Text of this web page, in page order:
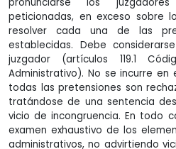
peticionadas, en exceso sobre
resolver cada una de las
establecidas. Debe
juzgador (artículos 119.1
Administrativo). No se incurre en
todas las pretensiones son
tratándose de una sentencia
vicio de incongruencia. En todo
examen exhaustivo de los
administrativos, no advirtiendo